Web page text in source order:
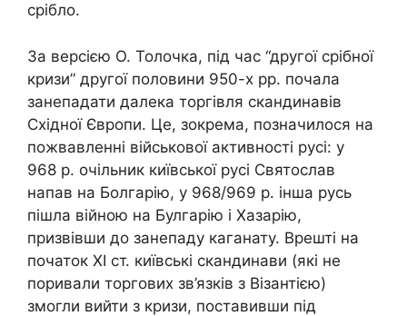
срібло.
За версією О. Толочка, під час “другої срібної
кризи” другої половини 950-х рр. почала
занепадати далека торгівля скандинавів
Східної Європи. Це, зокрема, позначилося на
пожвавленні військової активності русі: у
968 р. очільник київської русі Святослав
напав на Болгарію, у 968/969 р. інша русь
пішла війною на Булгарію і Хазарію,
призвівши до занепаду каганату. Врешті на
початок ХІ ст. київські скандинави (які не
поривали торгових зв’язків з Візантією)
змогли вийти з кризи, поставивши під